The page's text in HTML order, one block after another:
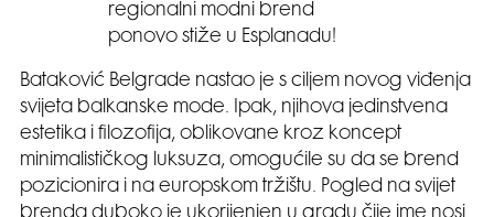
regionalni modni brend
ponovo stiže u Esplanadu!
Bataković Belgrade nastao je s ciljem novog viđenja
svijeta balkanske mode. Ipak, njihova jedinstvena
estetika i filozofija, oblikovane kroz koncept
minimalističkog luksuza, omogućile su da se brend
pozicionira i na europskom tržištu. Pogled na svijet
brenda duboko je ukorijenjen u gradu čije ime nosi.